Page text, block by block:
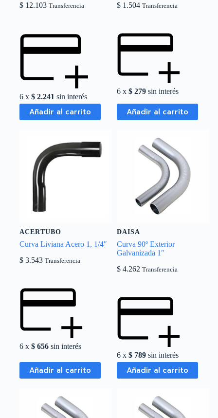
$ 12.103 Transferencia
6 x $ 2.241 sin interés
Añadir al carrito
$ 1.504 Transferencia
6 x$ 279 sin interés
Añadir al carrito
ACERTUBO
Curva Liviana Acero 1, 1/4″
$ 3.543 Transferencia
6 x $ 656 sin interés
Añadir al carrito
DAISA
Curva 90º Exterior
Galvanizada 1″
$ 4.262 Transferencia
6 x$ 789 sin interés
Añadir al carrito